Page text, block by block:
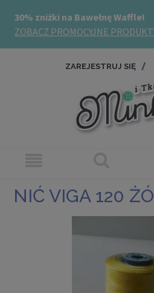
ZAREJESTRUJ SIĘ
NIĆ VIGA 120